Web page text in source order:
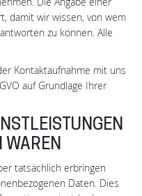
Die Angabe einer
damit wir wissen, von wem
zu können. Alle
Kontaktaufnahme mit uns
auf Grundlage Ihrer
WAREN
tatsächlich erbringen
Daten. Dies